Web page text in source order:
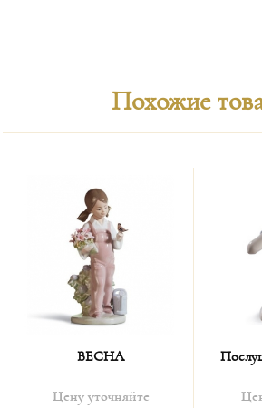
Похожие
ВЕСНА
Цену уточняйте